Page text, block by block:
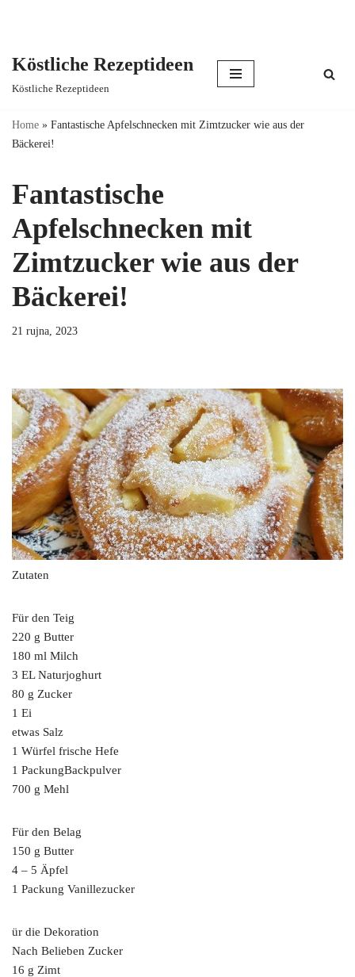
content
Köstliche Rezeptideen
Köstliche Rezeptideen
Home » Fantastische Apfelschnecken mit Zimtzucker wie aus der
Bäckerei!
Fantastische
Apfelschnecken mit
Zimtzucker wie aus der
Bäckerei!
21 rujna, 2023
Zutaten
Für den Teig
220 g Butter
180 ml Milch
3 EL Naturjoghurt
80 g Zucker
1 Ei
etwas Salz
1 Würfel frische Hefe
1 PackungBackpulver
700 g Mehl
Für den Belag
150 g Butter
4 – 5 Äpfel
1 Packung Vanillezucker
ür die Dekoration
Nach Belieben Zucker
16 g Zimt